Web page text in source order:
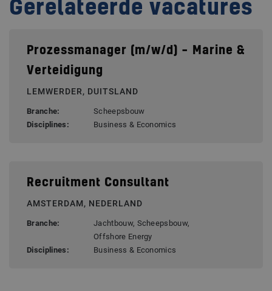
Gerelateerde vacatures
Prozessmanager (m/w/d) – Marine &
Verteidigung
LEMWERDER, DUITSLAND
Branche:
Scheepsbouw
Disciplines:
Business & Economics
Recruitment Consultant
AMSTERDAM, NEDERLAND
Branche:
Jachtbouw, Scheepsbouw,
Offshore Energy
Disciplines:
Business & Economics